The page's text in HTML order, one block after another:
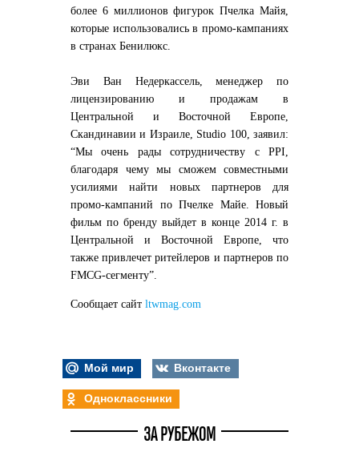
более 6 миллионов фигурок Пчелка Майя,
которые использовались в промо-кампаниях
в странах Бенилюкс.
Эви Ван Недеркассель, менеджер по
лицензированию и продажам в
Центральной и Восточной Европе,
Скандинавии и Израиле, Studio 100, заявил:
“Мы очень рады сотрудничеству с PPI,
благодаря чему мы сможем совместными
усилиями найти новых партнеров для
промо-кампаний по Пчелке Майе. Новый
фильм по бренду выйдет в конце 2014 г. в
Центральной и Восточной Европе, что
также привлечет ритейлеров и партнеров по
FMCG-сегменту”.
Сообщает сайт ltwmag.com
Мой мир
Вконтакте
Одноклассники
ЗА РУБЕЖОМ